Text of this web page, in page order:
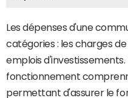
Les dépenses d'une
catégories : les charges
emplois d'investissements.
fonctionnement
permettant d'assurer le